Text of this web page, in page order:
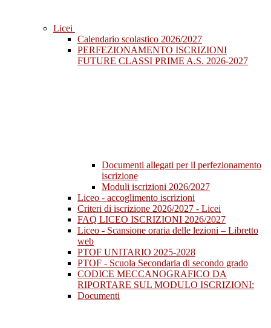
Licei
Calendario scolastico 2026/2027
PERFEZIONAMENTO ISCRIZIONI
FUTURE CLASSI PRIME A.S. 2026-2027
Documenti allegati per il perfezionamento
iscrizione
Moduli iscrizioni 2026/2027
Liceo - accoglimento iscrizioni
Criteri di iscrizione 2026/2027 - Licei
FAQ LICEO ISCRIZIONI 2026/2027
Liceo - Scansione oraria delle lezioni – Libretto
web
PTOF UNITARIO 2025-2028
PTOF - Scuola Secondaria di secondo grado
CODICE MECCANOGRAFICO DA
RIPORTARE SUL MODULO ISCRIZIONI:
Documenti